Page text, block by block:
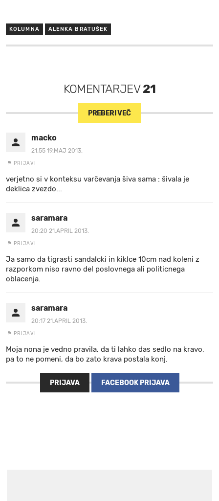
KOLUMNA ALENKA BRATUŠEK
KOMENTARJEV21
PREBERI VEČ
macko
21:55 19.MAJ 2013.
PRIJAVI
verjetno si v konteksu varčevanja šiva sama : šivala je
deklica zvezdo...
saramara
20:20 21.APRIL 2013.
PRIJAVI
Ja samo da tigrasti sandalcki in kiklce 10cm nad koleni z
razporkom niso ravno del poslovnega ali politicnega
oblacenja.
saramara
20:17 21.APRIL 2013.
PRIJAVI
Moja nona je vedno pravila, da ti lahko das sedlo na kravo,
pa to ne pomeni, da bo zato krava postala konj.
PRIJAVA FACEBOOK PRIJAVA